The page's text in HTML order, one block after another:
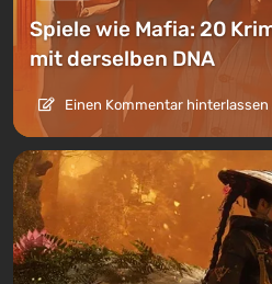
Spiele wie Mafia: 20
mit derselben DNA
Einen Kommentar hinterlassen